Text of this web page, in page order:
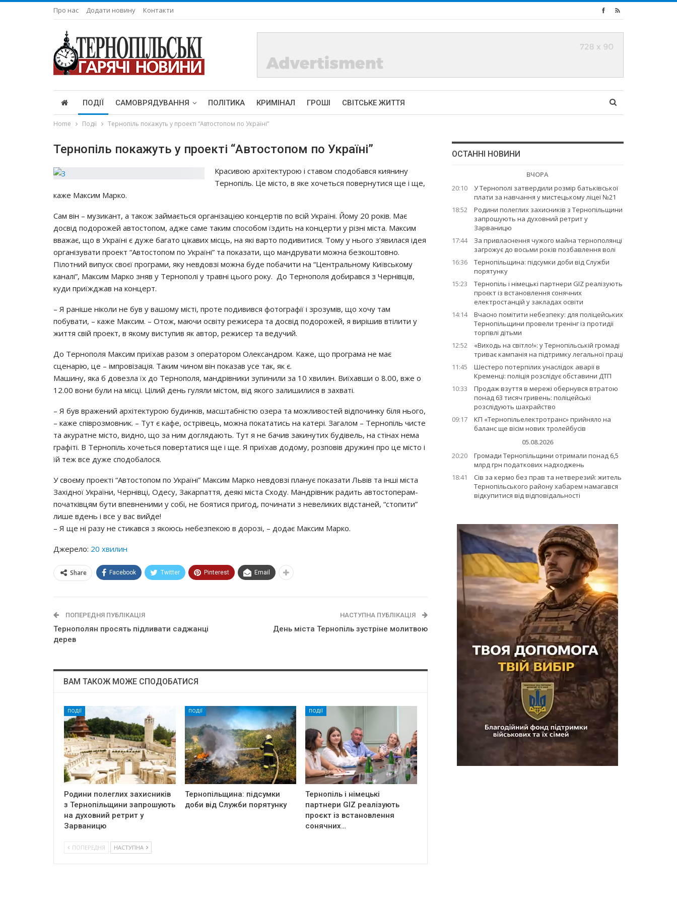
Про нас Додати новину Контакти
ПОДІЇ САМОВРЯДУВАННЯ ПОЛІТИКА КРИМІНАЛ ГРОШІ СВІТСЬКЕ ЖИТТЯ
Home Події Тернопіль покажуть у проекті “Автостопом по Україні”
Тернопіль покажуть у проекті “Автостопом по Україні”
Красивою архітектурою і ставом сподобався киянину
Тернопіль. Це місто, в яке хочеться повернутися ще і ще,
каже Максим Марко.
Сам він – музикант, а також займається організацією концертів по всій Україні. Йому 20 років. Має
досвід подорожей автостопом, адже саме таким способом їздить на концерти у різні міста. Максим
вважає, що в Україні є дуже багато цікавих місць, на які варто подивитися. Тому у нього з’явилася ідея
організувати проект “Автостопом по Україні” та показати, що мандрувати можна безкоштовно.
Пілотний випуск своєї програми, яку невдовзі можна буде побачити на “Центральному Київському
каналі”, Максим Марко зняв у Тернополі у травні цього року. До Тернополя добирався з Чернівців,
куди приїжджав на концерт.
– Я раніше ніколи не був у вашому місті, проте подивився фотографії і зрозумів, що хочу там
побувати, – каже Максим. – Отож, маючи освіту режисера та досвід подорожей, я вирішив втілити у
життя свій проект, в якому виступив як автор, режисер та ведучий.
До Тернополя Максим приїхав разом з оператором Олександром. Каже, що програма не має
сценарію, це – імпровізація. Таким чином він показав усе так, як є.
Машину, яка б довезла їх до Тернополя, мандрівники зупинили за 10 хвилин. Виїхавши о 8.00, вже о
12.00 вони були на місці. Цілий день гуляли містом, від якого залишилися в захваті.
– Я був вражений архітектурою будинків, масштабністю озера та можливостей відпочинку біля нього,
– каже співрозмовник. – Тут є кафе, острівець, можна покататись на катері. Загалом – Тернопіль чисте
та акуратне місто, видно, що за ним доглядають. Тут я не бачив закинутих будівель, на стінах нема
графіті. В Тернопіль хочеться повертатися ще і ще. Я приїхав додому, розповів дружині про це місто і
їй теж все дуже сподобалося.
У своєму проекті “Автостопом по Україні” Максим Марко невдовзі планує показати Львів та інші міста
Західної України, Чернівці, Одесу, Закарпаття, деякі міста Сходу. Мандрівник радить автостоперам-
початківцям бути впевненими у собі, не боятися пригод, починати з невеликих відстаней, “стопити”
лише вдень і все у вас вийде!
– Я ще ні разу не стикався з якоюсь небезпекою в дорозі, – додає Максим Марко.
Джерело: 20 хвилин
Share Facebook Twitter Pinterest Email
ПОПЕРЕДНЯ ПУБЛІКАЦІЯ
Тернополян просять підливати саджанці
дерев
НАСТУПНА ПУБЛІКАЦІЯ
День міста Тернопіль зустріне молитвою
ВАМ ТАКОЖ МОЖЕ СПОДОБАТИСЯ
ПОДІЇ
Родини полеглих захисників
з Тернопільщини запрошують
на духовний ретрит у
Зарваницю
ПОДІЇ
Тернопільщина: підсумки
доби від Служби порятунку
ПОДІЇ
Тернопіль і німецькі
партнери GIZ реалізують
проєкт із встановлення
сонячних…
ПОПЕРЕДНЯ НАСТУПНА
ОСТАННІ НОВИНИ
ВЧОРА
20:10
У Тернополі затвердили розмір батьківської
плати за навчання у мистецькому ліцеї №21
18:52
Родини полеглих захисників з Тернопільщини
запрошують на духовний ретрит у
Зарваницю
17:44
За привласнення чужого майна тернополянці
загрожує до восьми років позбавлення волі
16:36
Тернопільщина: підсумки доби від Служби
порятунку
15:23
Тернопіль і німецькі партнери GIZ реалізують
проєкт із встановлення сонячних
електростанцій у закладах освіти
14:14
Вчасно помітити небезпеку: для поліцейських
Тернопільщини провели тренінг із протидії
торгівлі дітьми
12:52
«Виходь на світло!»: у Тернопільській громаді
триває кампанія на підтримку легальної праці
11:45
Шестеро потерпілих унаслідок аварії в
Кременці: поліція розслідує обставини ДТП
10:33
Продаж взуття в мережі обернувся втратою
понад 63 тисяч гривень: поліцейські
розслідують шахрайство
09:17
КП «Тернопільелектротранс» прийняло на
баланс ще вісім нових тролейбусів
05.08.2026
20:20
Громади Тернопільщини отримали понад 6,5
млрд грн податкових надходжень
18:41
Сів за кермо без прав та нетверезий: житель
Тернопільського району хабарем намагався
відкупитися від відповідальності